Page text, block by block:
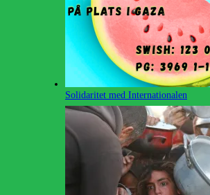
Solidaritet med Internationalen